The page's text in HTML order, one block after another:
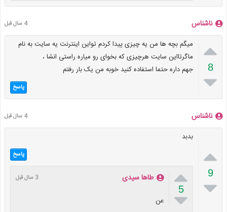
ناشناس 4 سال قبل

8

میگم بچه ها من یه چیزی پیدا کردم تواین اینترنت یه سایت به نام
ماگرتااین سایت هرچیزی که بخوای رو میاره راستی انشا ،
جهم داره حتما استفاده کنید خوبه من یک بار رفتم
پاسخ
ناشناس 4 سال قبل

9

بدبد
پاسخ

5

طاها سیدی 3 سال قبل
عن